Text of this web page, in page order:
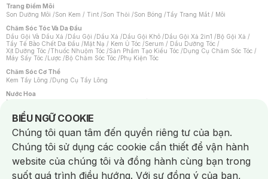
Trang Điểm Môi
Son Dưỡng Môi /Son Kem / Tint /Son Thỏi /Son Bóng /Tẩy Trang Mắt / Môi
Chăm Sóc Tóc Và Da Đầu
Dầu Gội Và Dầu Xả /Dầu Gội /Dầu Xả /Dầu Gội Khô /Dầu Gội Xả 2in1 /Bộ Gội Xả /
Tẩy Tế Bào Chết Da Đầu /Mặt Nạ / Kem Ủ Tóc /Serum / Dầu Dưỡng Tóc /
Xịt Dưỡng Tóc /Thuốc Nhuộm Tóc /Sản Phẩm Tạo Kiểu Tóc /Dụng Cụ Chăm Sóc Tóc /
Máy Sấy Tóc /Lược /Bộ Chăm Sóc Tóc /Phụ Kiện Tóc
Chăm Sóc Cơ Thể
Kem Tẩy Lông /Dụng Cụ Tẩy Lông
Nước Hoa
Nước Hoa Nữ
Chăm Sóc Cá Nhân
Chống Muỗi /Khẩu Trang /Máy Massage/Mặt Nạ Xông Hơi /Nước Rửa Tay/
Sản Phẩm Chăm Sóc Khác /Bàn Chải Đánh Răng /Bàn Chải Điện/
Hỗ Trợ Trắng Răng/Kem Đánh Răng /Máy Tăm Nước/ Nước Súc Miệng/
Tăm / Chỉ Nha Khoa/ Xịt Thơm Miệng / Dung Dịch Vệ Sinh/Dưỡng Vùng Kín/
Khăn Ướt Vệ Sinh Vùng Kín/Băng Vệ Sinh/Tampon/Bọt Cạo Râu /Dao Cạo Râu/
Máy Cạo Râu
BIỂU NGỮ COOKIE
Notice about cookies usage
Chúng tôi quan tâm đến quyền riêng tư của bạn.
Chúng tôi sử dụng các cookie cần thiết để vận hành
website của chúng tôi và đồng hành cùng bạn trong
suốt quá trình điều hướng. Với sự đồng ý của bạn,